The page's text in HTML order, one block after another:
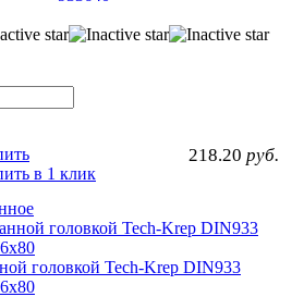
218.20 руб.
в 1 клик
головкой Tech-Krep DIN933